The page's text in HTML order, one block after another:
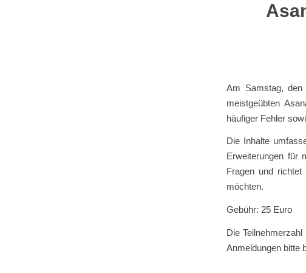
Am Samstag,
meistgeübten
häufiger Fehler
Die Inhalte
Erweiterungen für
Fragen und
möchten.
Gebühr: 25 Euro
Die
Anmeldungen bitte